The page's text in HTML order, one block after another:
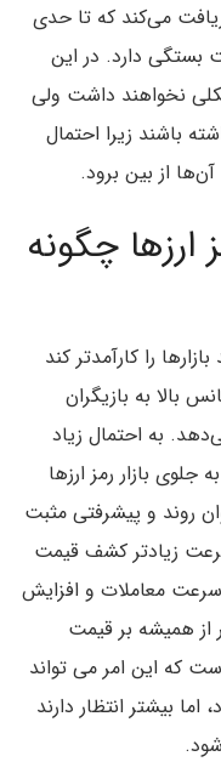
می‌کند که تا حدی
بستگی دارد. در این
نخواهند داشت ولی
باشند زیرا احتمال
از بین برود.
ارزها چگونه
را کارآمدتر کند
بالا به بازیگران
به احتمال زیاد
بازار رمز ارزها
روند و پیشرفتی مثبت
سرعت زیادتر کشف قیمت
سرعت معاملات و افزایش
از همیشه بر قیمت
که این امر می تواند
بیشتر انتظار دارند